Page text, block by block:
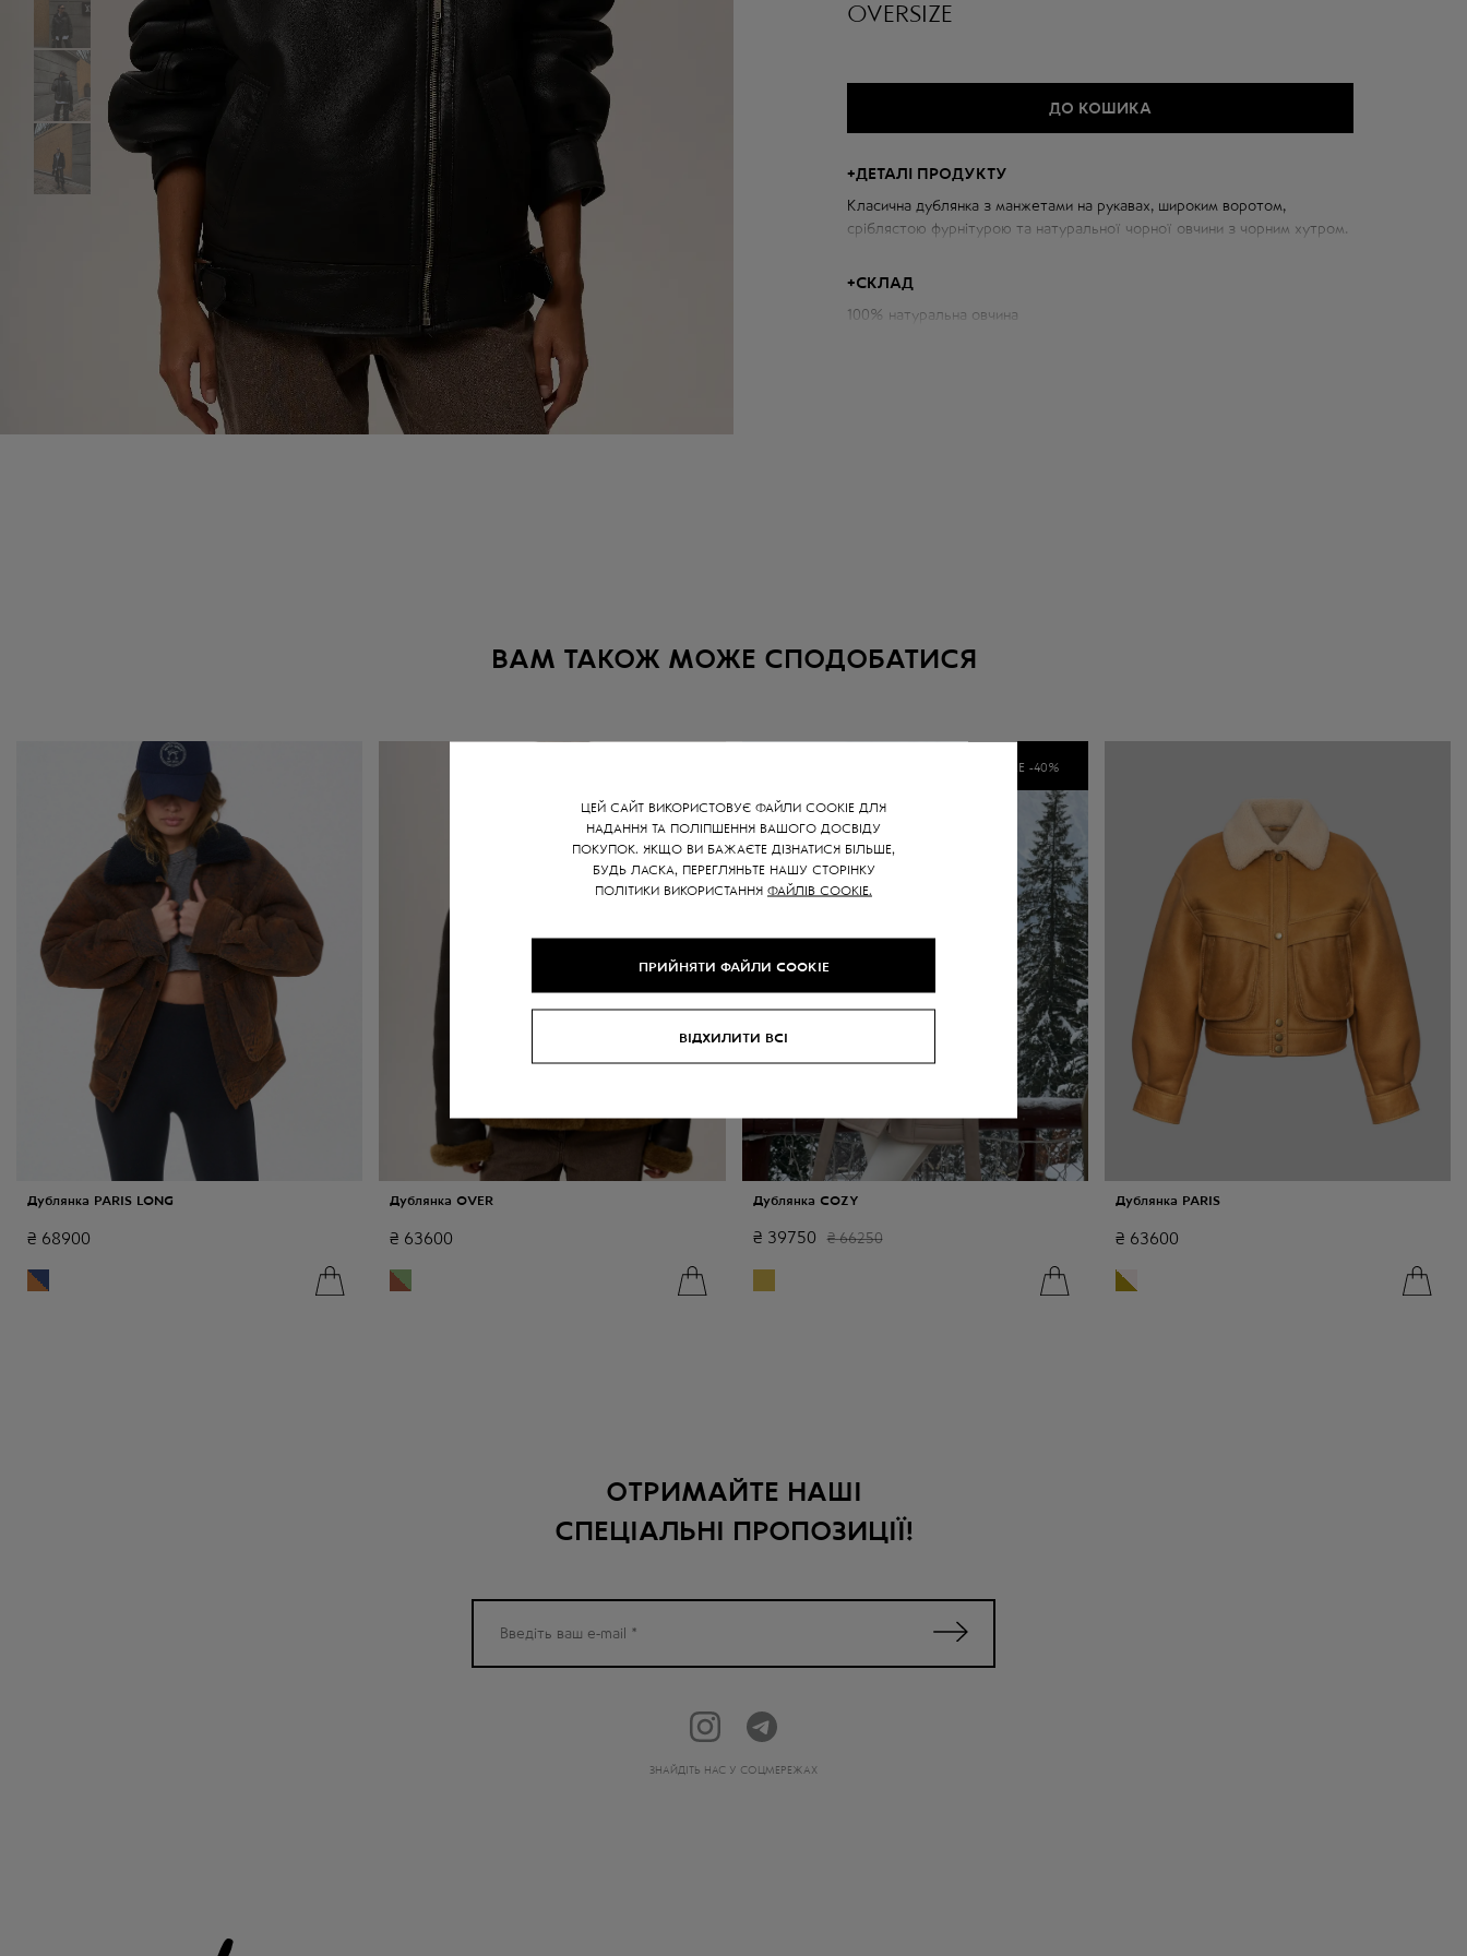
ЦЕЙ САЙТ ВИКОРИСТОВУЄ ФАЙЛИ COOKIE ДЛЯ
НАДАННЯ ТА ПОЛІПШЕННЯ ВАШОГО ДОСВІДУ
ПОКУПОК. ЯКЩО ВИ БАЖАЄТЕ ДІЗНАТИСЯ БІЛЬШЕ,
БУДЬ ЛАСКА, ПЕРЕГЛЯНЬТЕ НАШУ СТОРІНКУ
ПОЛІТИКИ ВИКОРИСТАННЯ ФАЙЛІВ COOKIE.
ПРИЙНЯТИ ФАЙЛИ COOKIE
ВІДХИЛИТИ ВСІ
OVERSIZE
ДО КОШИКА
+ДЕТАЛІ ПРОДУКТУ
Класична дублянка з манжетами на рукавах, широким воротом,
сріблястою фурнітурою та натуральної чорної овчини з чорним хутром.
+СКЛАД
100% натуральна овчина
ВАМ ТАКОЖ МОЖЕ СПОДОБАТИСЯ
Дублянка PARIS LONG
₴ 68900
Дублянка OVER
₴ 63600
Дублянка COZY
₴ 39750 ₴ 66250
SALE -40%
Дублянка PARIS
₴ 63600
ОТРИМАЙТЕ НАШІ
СПЕЦІАЛЬНІ ПРОПОЗИЦІЇ!
ЗНАЙДІТЬ НАС У СОЦМЕРЕЖАХ